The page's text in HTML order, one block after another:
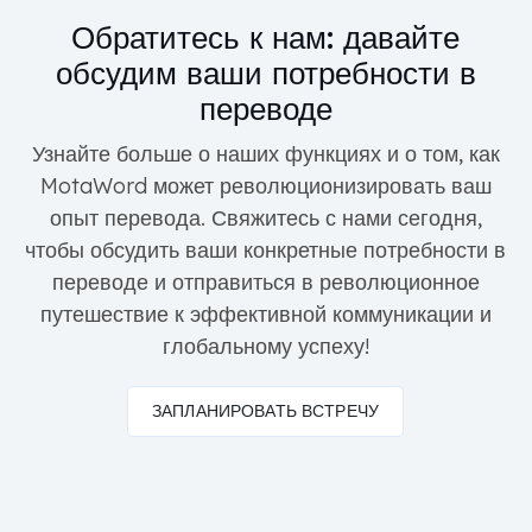
Обратитесь к нам: давайте
обсудим ваши потребности в
переводе
Узнайте больше о наших функциях и о том, как
MotaWord может революционизировать ваш
опыт перевода. Свяжитесь с нами сегодня,
чтобы обсудить ваши конкретные потребности в
переводе и отправиться в революционное
путешествие к эффективной коммуникации и
глобальному успеху!
ЗАПЛАНИРОВАТЬ ВСТРЕЧУ